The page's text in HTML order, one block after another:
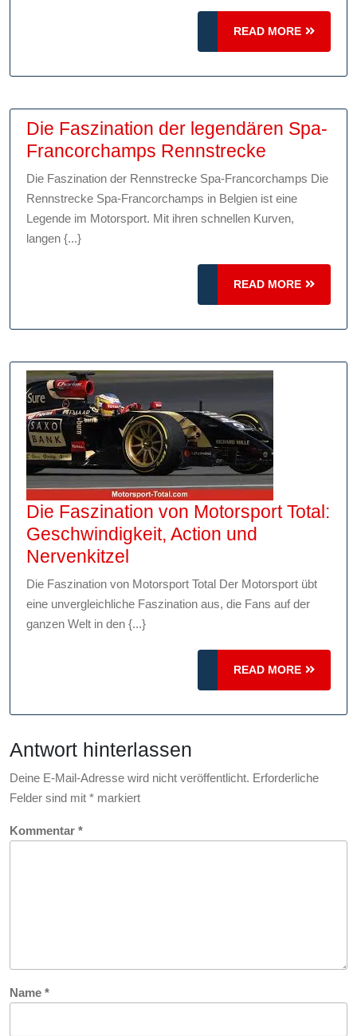
einer
Zone:
Rechtliche
und
Sicherheitsrisiken
READ MORE
READ
MORE
Die Faszination der legendären Spa-
Francorchamps Rennstrecke
der
Die Faszination der Rennstrecke Spa-Francorchamps Die
Rennstrecke Spa-Francorchamps in Belgien ist eine
Legende im Motorsport. Mit ihren schnellen Kurven,
langen {...}
READ MORE
READ
MORE
Die Faszination von Motorsport Total:
Geschwindigkeit, Action und
Nervenkitzel
Faszination
von
Motorsport
Geschwindigkeit,
und
Die Faszination von Motorsport Total Der Motorsport übt
eine unvergleichliche Faszination aus, die Fans auf der
ganzen Welt in den {...}
READ MORE
READ
MORE
Antwort hinterlassen
Deine E-Mail-Adresse wird nicht veröffentlicht. Erforderliche
Felder sind mit * markiert
Kommentar *
Name *